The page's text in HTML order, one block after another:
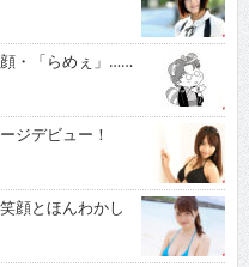
・「らめぇ」……
ジデビュー！
顔とほんわかし